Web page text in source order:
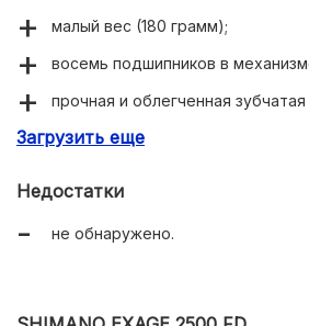
малый вес (180 грамм);
восемь подшипников в
прочная и облегченная
Загрузить еще
Недостатки
не обнаружено.